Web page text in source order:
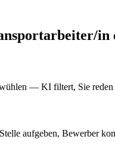
in
— KI filtert, Sie reden
aufgeben, Bewerber